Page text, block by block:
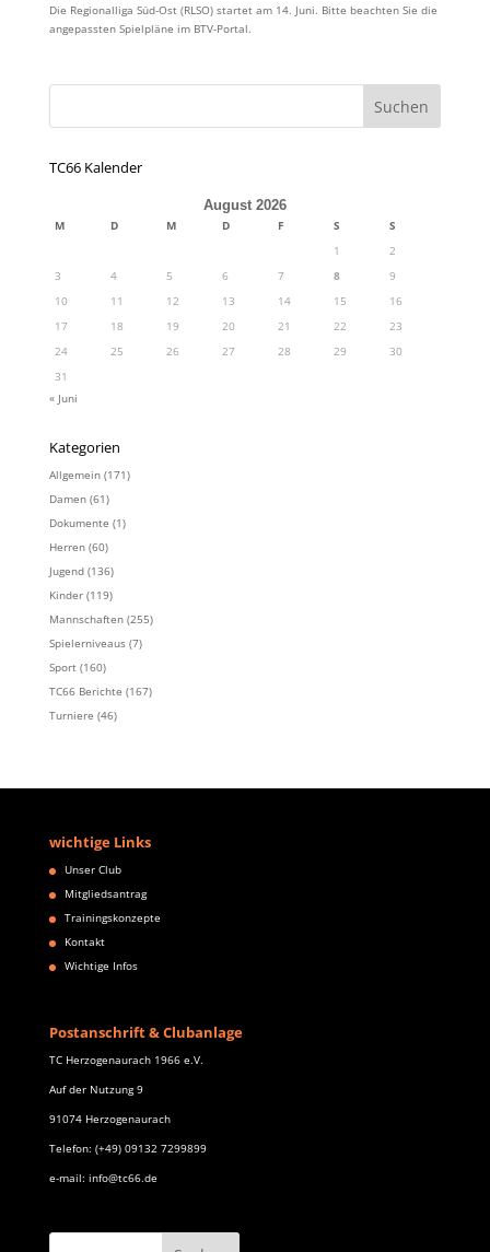
Die Regionalliga Süd-Ost (RLSO) startet am 14. Juni. Bitte beachten Sie die
angepassten Spielpläne im BTV-Portal.
TC66 Kalender
August 2026
M D M D F S
S
1
2
3
4 5 6 7 8
9
10
11 12 13 14 15
16
17
18 19 20 21 22
23
24
25 26 27 28 29
30
31
« Juni
Kategorien
Allgemein(171)
Damen(61)
Dokumente (1)
Herren(60)
Jugend(136)
Kinder(119)
Mannschaften(255)
Spielerniveaus(7)
Sport(160)
TC66 Berichte (167)
Turniere (46)
wichtige Links
Unser Club
Mitgliedsantrag
Trainingskonzepte
Kontakt
Wichtige Infos
Postanschrift & Clubanlage
TC Herzogenaurach 1966 e.V.
Auf der Nutzung 9
91074 Herzogenaurach
Telefon: (+49) 09132 7299899
e-mail: info@tc66.de